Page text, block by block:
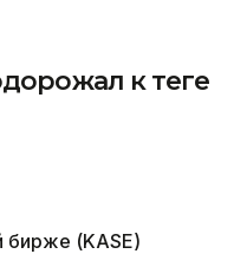
к теңге
бирже (KASE)